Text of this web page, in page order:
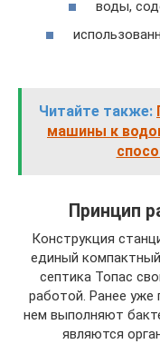
воды,
Читайте также:
машины к
Принцип
Конструкция
единый
септика Топас
работой. Ранее уже
нем выполняют
являются